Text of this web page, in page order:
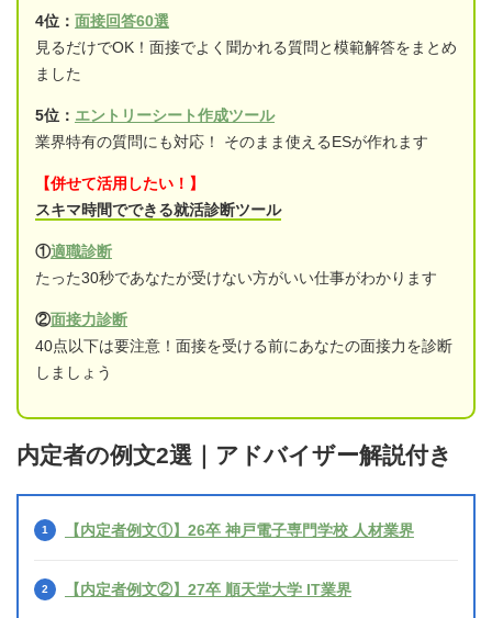
4位： 面接回答60選
見るだけでOK！面接でよく聞かれる質問と模範解答をまとめ
ました
5位： エントリーシート作成ツール
業界特有の質問にも対応！ そのまま使えるESが作れます
【併せて活用したい！】
スキマ時間でできる就活診断ツール
①適職診断
たった30秒であなたが受けない方がいい仕事がわかります
②面接力診断
40点以下は要注意！面接を受ける前にあなたの面接力を診断
しましょう
内定者の例文2選｜アドバイザー解説付き
【内定者例文①】26卒 神戸電子専門学校 人材業界
【内定者例文②】27卒 順天堂大学 IT業界